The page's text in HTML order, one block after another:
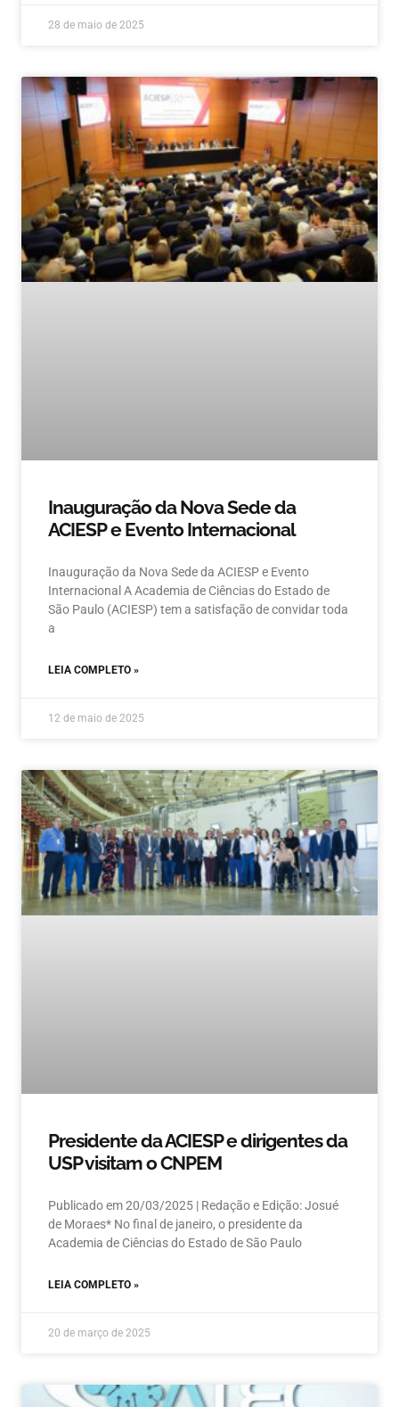
28 de maio de 2025
Inauguração da Nova Sede da
ACIESP e Evento Internacional
Inauguração da Nova Sede da ACIESP e Evento
Internacional A Academia de Ciências do Estado de
São Paulo (ACIESP) tem a satisfação de convidar toda
a
LEIA COMPLETO »
12 de maio de 2025
Presidente da ACIESP e dirigentes da
USP visitam o CNPEM
Publicado em 20/03/2025 | Redação e Edição: Josué
de Moraes* No final de janeiro, o presidente da
Academia de Ciências do Estado de São Paulo
LEIA COMPLETO »
20 de março de 2025